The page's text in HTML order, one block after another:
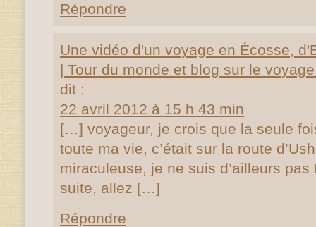
Répondre
Une vidéo d'un voyage en Écosse,
| Tour du monde et blog sur le
dit :
22 avril 2012 à 15 h 43 min
[…] voyageur, je crois que la seule
toute ma vie, c’était sur la route
miraculeuse, je ne suis d’ailleurs
suite, allez […]
Répondre